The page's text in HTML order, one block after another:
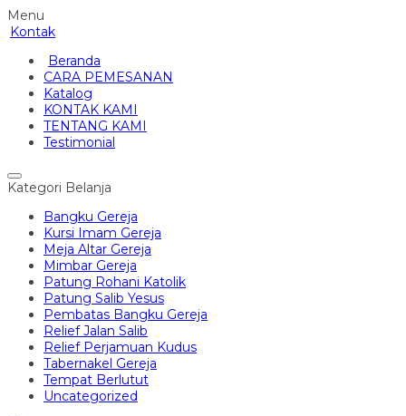
Menu
Kontak
Beranda
CARA PEMESANAN
Katalog
KONTAK KAMI
TENTANG KAMI
Testimonial
Kategori Belanja
Bangku Gereja
Kursi Imam Gereja
Meja Altar Gereja
Mimbar Gereja
Patung Rohani Katolik
Patung Salib Yesus
Pembatas Bangku Gereja
Relief Jalan Salib
Relief Perjamuan Kudus
Tabernakel Gereja
Tempat Berlutut
Uncategorized